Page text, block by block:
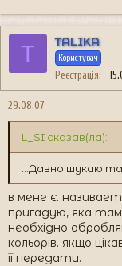
T TALIKA
Користувач
Реєстрація
29.08.07
L_SI сказав(ла):
...Давно шукаю
в мене є.
пригадую, яка
необхідно
кольорів. якщо
її передати.